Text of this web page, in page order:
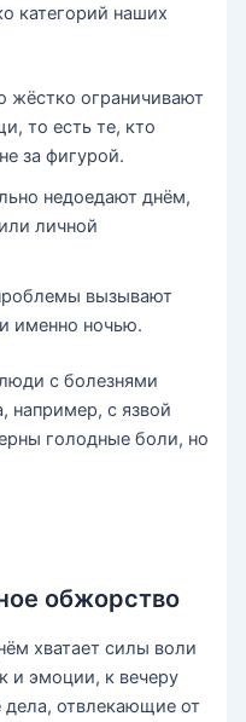
категорий наших
жёстко ограничивают
то есть те, кто
за фигурой.
недоедают днём,
личной
вызывают
именно ночью.
с болезнями
например, с язвой
голодные боли, но
обжорство
хватает силы воли
и эмоции, к вечеру
отвлекающие от